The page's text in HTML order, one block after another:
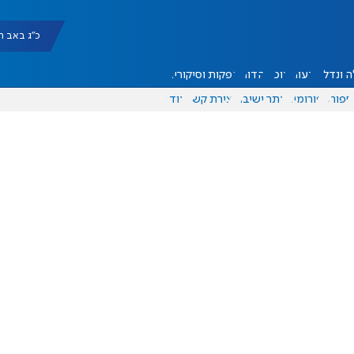
כ"ג באב תשפ"ו
ונדל"ן דעות אוכל יהדות הפקות וסיקורים
ספורט פורומים אתר ישיבה יצירת קשר עוד